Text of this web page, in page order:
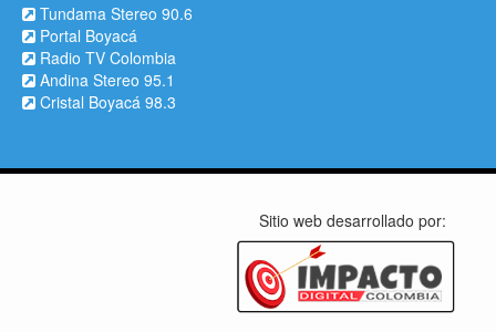
Tundama Stereo 90.6
Portal Boyacá
Radio TV Colombia
Andina Stereo 95.1
Cristal Boyacá 98.3
Sitio web desarrollado por: